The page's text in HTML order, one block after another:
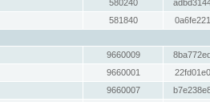
580240
581840
9660009
9660001
9660007